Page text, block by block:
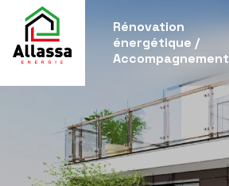
Rénovation
énergétique /
Accompagnement